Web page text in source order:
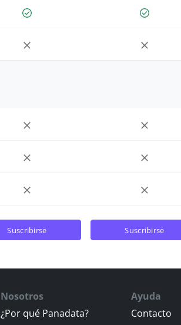
suscribirse suscribirse
Nosotros
¿Por qué Panadata?
Ayuda
Contacto